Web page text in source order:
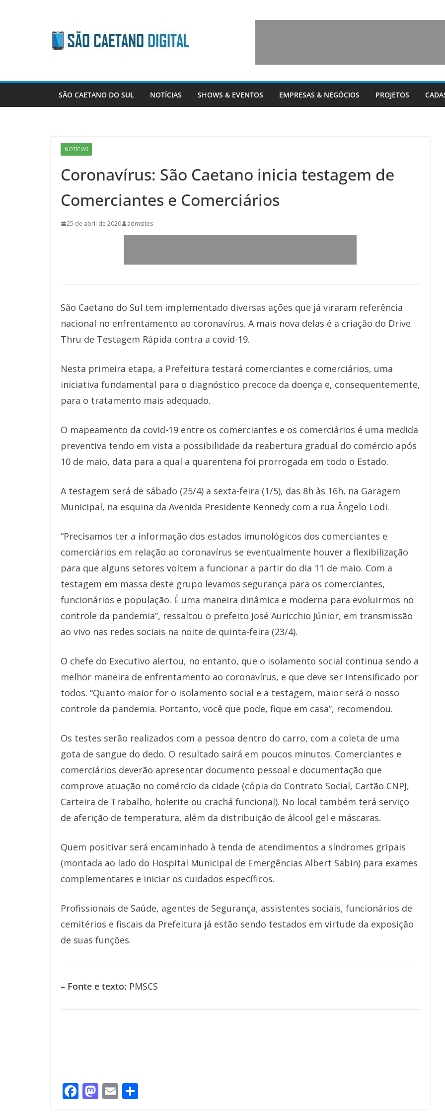
SÃO CAETANO DO SUL NOTÍCIAS SHOWS & EVENTOS EMPRESAS & NEGÓCIOS PROJETOS
NOTÍCIAS
Coronavírus: São Caetano inicia testagem de
Comerciantes e Comerciários
25 de abril de 2020 admsites
São Caetano do Sul tem implementado diversas ações que já viraram referência
nacional no enfrentamento ao coronavírus. A mais nova delas é a criação do Drive
Thru de Testagem Rápida contra a covid-19.
Nesta primeira etapa, a Prefeitura testará comerciantes e comerciários, uma
iniciativa fundamental para o diagnóstico precoce da doença e, consequentemente,
para o tratamento mais adequado.
O mapeamento da covid-19 entre os comerciantes e os comerciários é uma medida
preventiva tendo em vista a possibilidade da reabertura gradual do comércio após
10 de maio, data para a qual a quarentena foi prorrogada em todo o Estado.
A testagem será de sábado (25/4) a sexta-feira (1/5), das 8h às 16h, na Garagem
Municipal, na esquina da Avenida Presidente Kennedy com a rua Ângelo Lodi.
“Precisamos ter a informação dos estados imunológicos dos comerciantes e
comerciários em relação ao coronavírus se eventualmente houver a flexibilização
para que alguns setores voltem a funcionar a partir do dia 11 de maio. Com a
testagem em massa deste grupo levamos segurança para os comerciantes,
funcionários e população. É uma maneira dinâmica e moderna para evoluirmos no
controle da pandemia”, ressaltou o prefeito José Auricchio Júnior, em transmissão
ao vivo nas redes sociais na noite de quinta-feira (23/4).
O chefe do Executivo alertou, no entanto, que o isolamento social continua sendo a
melhor maneira de enfrentamento ao coronavírus, e que deve ser intensificado por
todos. “Quanto maior for o isolamento social e a testagem, maior será o nosso
controle da pandemia. Portanto, você que pode, fique em casa”, recomendou.
Os testes serão realizados com a pessoa dentro do carro, com a coleta de uma
gota de sangue do dedo. O resultado sairá em poucos minutos. Comerciantes e
comerciários deverão apresentar documento pessoal e documentação que
comprove atuação no comércio da cidade (cópia do Contrato Social, Cartão CNPJ,
Carteira de Trabalho, holerite ou crachá funcional). No local também terá serviço
de aferição de temperatura, além da distribuição de álcool gel e máscaras.
Quem positivar será encaminhado à tenda de atendimentos a síndromes gripais
(montada ao lado do Hospital Municipal de Emergências Albert Sabin) para exames
complementares e iniciar os cuidados específicos.
Profissionais de Saúde, agentes de Segurança, assistentes sociais, funcionários de
cemitérios e fiscais da Prefeitura já estão sendo testados em virtude da exposição
de suas funções.
– Fonte e texto: PMSCS
F M E